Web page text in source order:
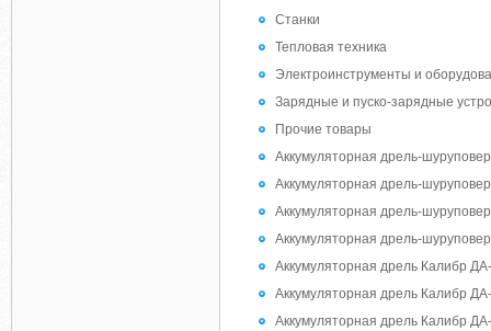
Станки
Тепловая техника
Электроинструменты и
Зарядные и пуско-зарядные
Прочие товары
Аккумуляторная дрель-
Аккумуляторная дрель-
Аккумуляторная дрель-
Аккумуляторная дрель-
Аккумуляторная дрель Калибр
Аккумуляторная дрель Калибр
Аккумуляторная дрель Калибр